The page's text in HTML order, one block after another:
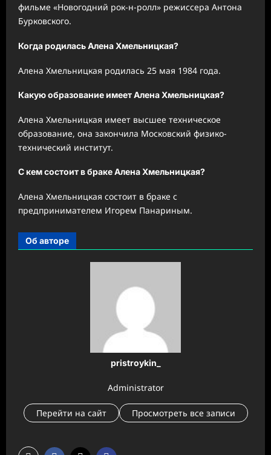
фильме «Новогодний рок-н-ролл» режиссера Антона
Бурковского.
Когда родилась Алена Хмельницкая?
Алена Хмельницкая родилась 25 мая 1984 года.
Какую образование имеет Алена Хмельницкая?
Алена Хмельницкая имеет высшее техническое
образование, она закончила Московский физико-
технический институт.
С кем состоит в браке Алена Хмельницкая?
Алена Хмельницкая состоит в браке с
предпринимателем Игорем Панариным.
Об авторе
pristroykin_
Administrator
Перейти на сайт Просмотреть все записи